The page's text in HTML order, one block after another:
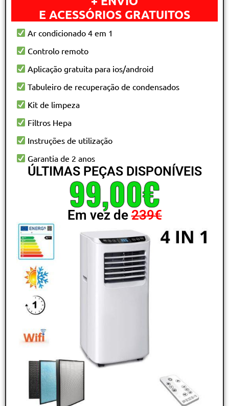
E ACESSÓRIOS GRATUITOS
Ar condicionado 4 em 1
Controlo remoto
Aplicação gratuita para ios/android
Tabuleiro de recuperação de condensados
Kit de limpeza
Filtros Hepa
Instruções de utilização
Garantia de 2 anos
ÚLTIMAS PEÇAS DISPONÍVEIS
99,00€
Em vez de239€